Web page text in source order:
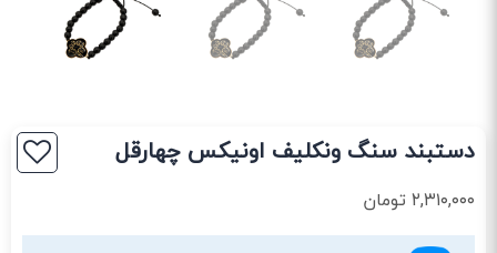
دستبند سنگ ونکلیف اونیکس چهارقل
۲,۳۱۰,۰۰۰تومان